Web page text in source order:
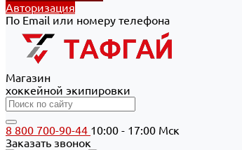
Авторизация
По Email или номеру телефона
Магазин
хоккейной экипировки
8 800 700-90-44 10:00 - 17:00 Мск
Заказать звонок